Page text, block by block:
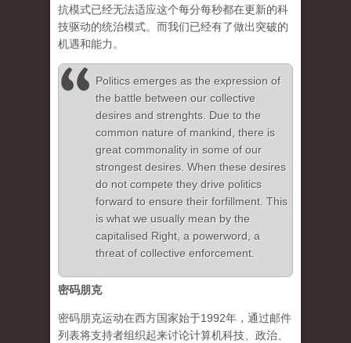
抗模式已经无法适应这个每分每秒都在更新的科
技驱动的统治模式。而我们已经有了做出突破的
机遇和能力。
Politics emerges as the expression of
the battle between our collective
desires and strenghts. Due to the
common nature of mankind, there is
great commonality in some of our
strongest desires. When these desires
do not compete they drive politics
forward to ensure their forfillment. This
is what we usually mean by the
capitalised Right, a powerword, a
threat of collective enforcement.
密码朋克
密码朋克运动在西方国家始于1992年，通过邮件
列表将支持者组织起来讨论计算机科技、政治、